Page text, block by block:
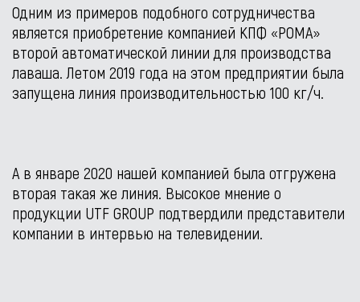
Одним из примеров подобного сотрудничества
является приобретение компанией КПФ «РОМА»
второй автоматической линии для производства
лаваша. Летом 2019 года на этом предприятии была
запущена линия производительностью 100 кг/ч.
А в январе 2020 нашей компанией была отгружена
вторая такая же линия. Высокое мнение о
продукции UTF GROUP подтвердили представители
компании в интервью на телевидении.